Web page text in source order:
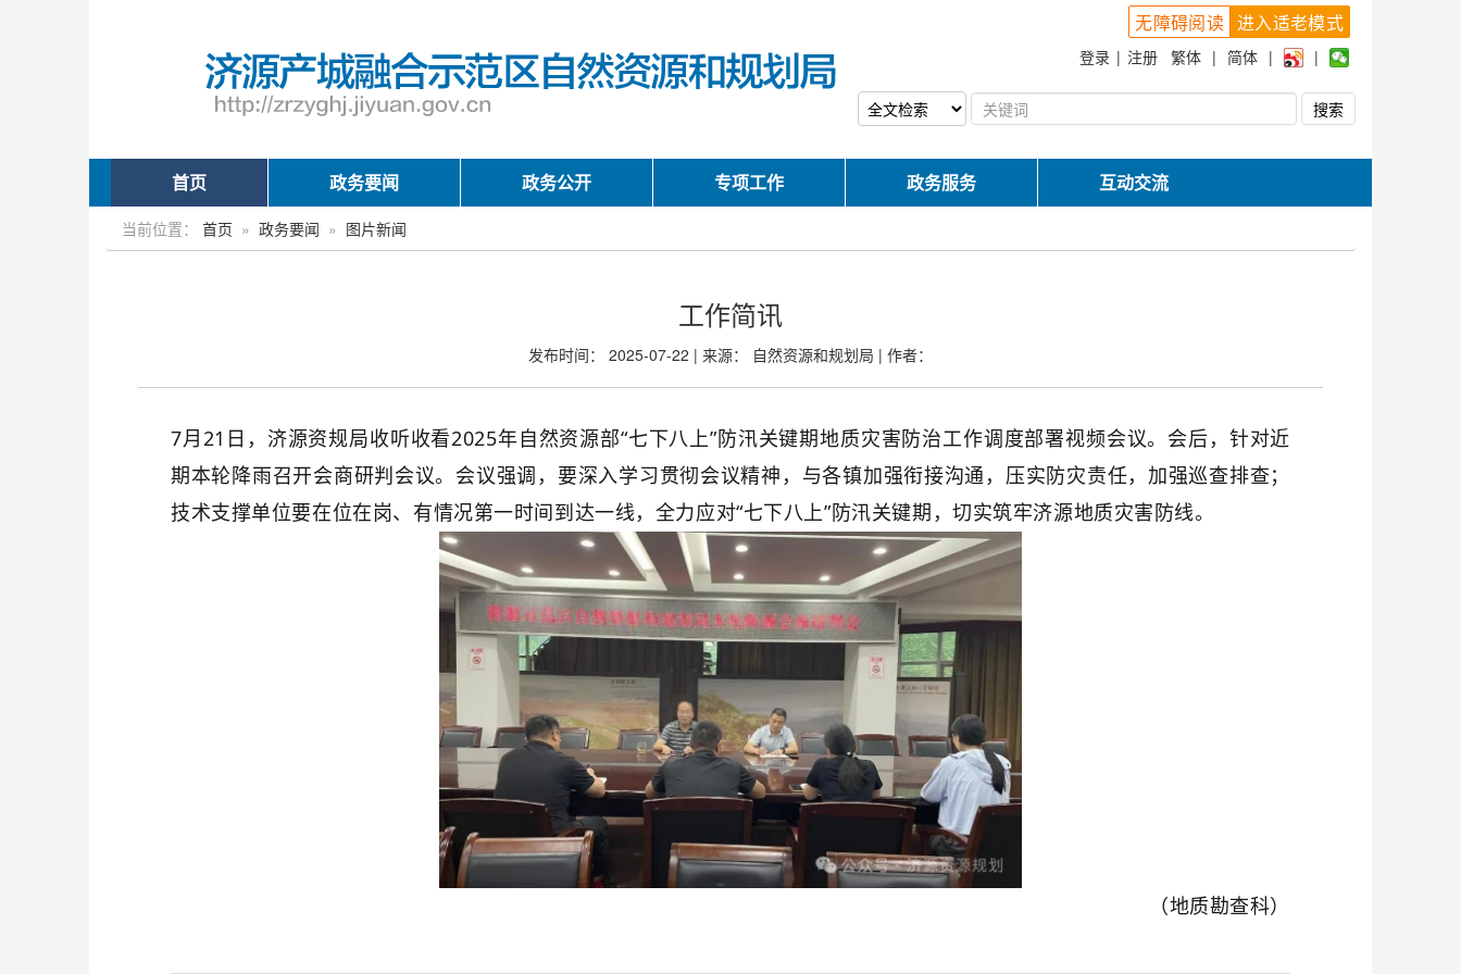
进入适老模式
无障碍阅读
繁体 | 简体 | |
登录 | 注册
首页 政务要闻 政务公开 专项工作 政务服务 互动交流
当前位置： 首页 » 政务要闻 » 图片新闻
工作简讯
发布时间： 2025-07-22 | 来源： 自然资源和规划局 | 作者：
7月21 日， 济源资规局收听收看2025年自然资源部“七下八上”防汛关键期地质灾害防治工作调度部署视频会议。 会后，针对近
期本轮降雨召开会商研判会议。会议强调，要深入学习贯彻会议精神，与各镇加强衔接沟通，压实防灾责任，加强巡查排查；
技术支撑单位要在位在岗、有情况第一时间到达一线， 全力应对“七下八上”防汛关键期 ，切实筑牢济源地质灾害防线。
（地质勘查科）